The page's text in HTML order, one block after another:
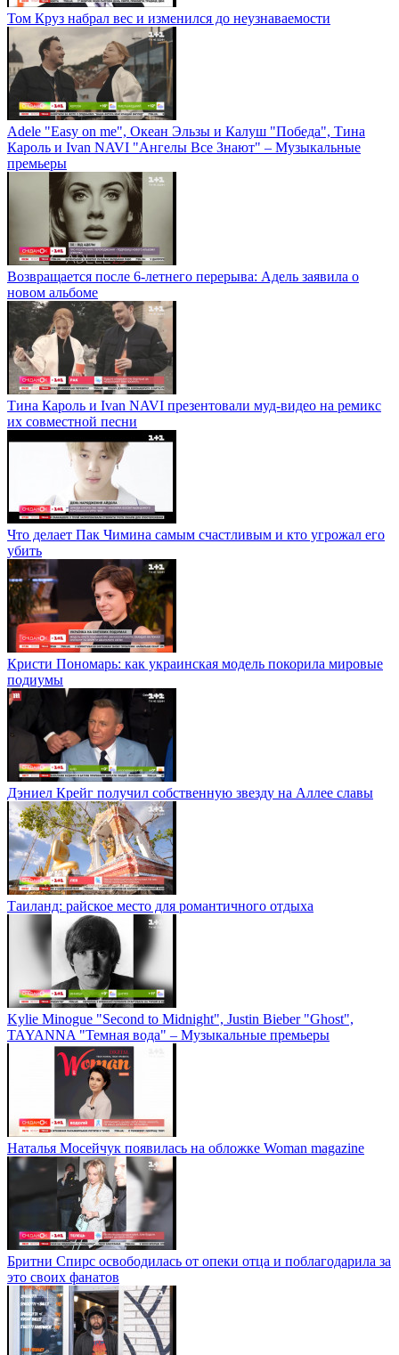
Том Круз набрал вес и изменился до неузнаваемости
Adele "Easy on me", Океан Эльзы и Калуш "Победа", Тина
Кароль и Ivan NAVI "Ангелы Все Знают" – Музыкальные
премьеры
Возвращается после 6-летнего перерыва: Адель заявила о
новом альбоме
Тина Кароль и Ivan NAVI презентовали муд-видео на ремикс
их совместной песни
Что делает Пак Чимина самым счастливым и кто угрожал его
убить
Кристи Пономарь: как украинская модель покорила мировые
подиумы
Дэниел Крейг получил собственную звезду на Аллее славы
Таиланд: райское место для романтичного отдыха
Kylie Minogue "Second to Midnight", Justin Bieber "Ghost",
TAYANNA "Темная вода" – Музыкальные премьеры
Наталья Мосейчук появилась на обложке Woman magazine
Бритни Спирс освободилась от опеки отца и поблагодарила за
это своих фанатов